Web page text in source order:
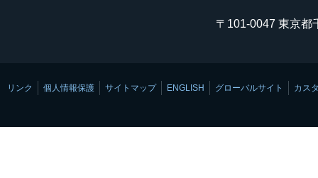
〒101-0047 東京都
リンク 個人情報保護 サイトマップ ENGLISH グローバルサイト カス